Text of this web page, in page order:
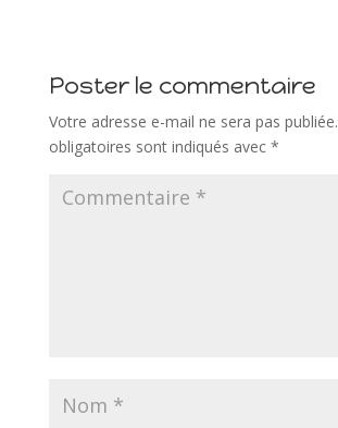
Poster le commentaire
Votre adresse e-mail ne sera pas publiée.
obligatoires sont indiqués avec *